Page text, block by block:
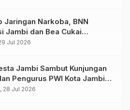
Jaringan Narkoba, BNN
Jambi dan Bea Cukai
Sembilan Pelaku beserta
Jul 2026
Jambi Sambut Kunjungan
Pengurus PWI Kota Jambi
Sinergi dan Kolaborasi
28 Jul 2026